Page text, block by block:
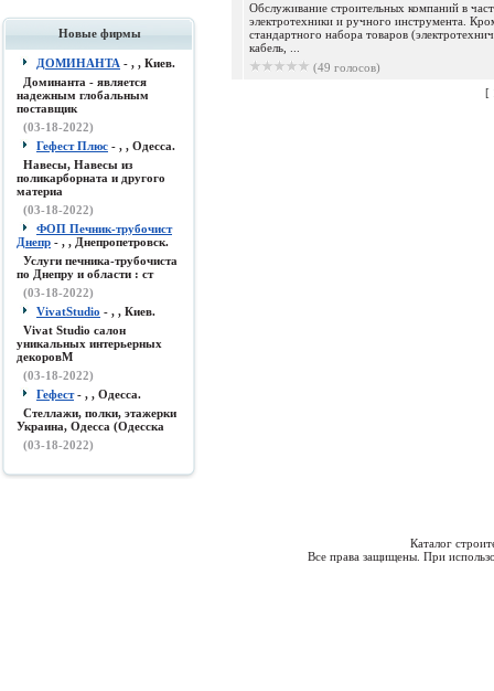
Новые фирмы
ДОМИНАНТА - , , Киев.
Доминанта - является
надежным глобальным
поставщик
(03-18-2022)
Гефест Плюс - , , Одесса.
Навесы, Навесы из
поликарборната и другого
материа
(03-18-2022)
ФОП Печник-трубочист
Днепр - , , Днепропетровск.
Услуги печника-трубочиста
по Днепру и области : ст
(03-18-2022)
VivatStudio - , , Киев.
Vivat Studio салон
уникальных интерьерных
декоровМ
(03-18-2022)
Гефест- , , Одесса.
Стеллажи, полки, этажерки
Украина, Одесса (Одесска
(03-18-2022)
Обслуживание строительных компаний в
электротехники и ручного инструмента.
стандартного набора товаров
кабель, ...
(49 голосов)
[
Каталог
Все права защищены. При